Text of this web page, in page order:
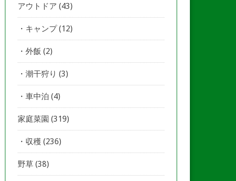
アウトドア (43)
キャンプ(12)
外飯 (2)
潮干狩り (3)
車中泊 (4)
家庭菜園 (319)
収穫 (236)
野草(38)